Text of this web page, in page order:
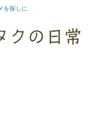
を探しに